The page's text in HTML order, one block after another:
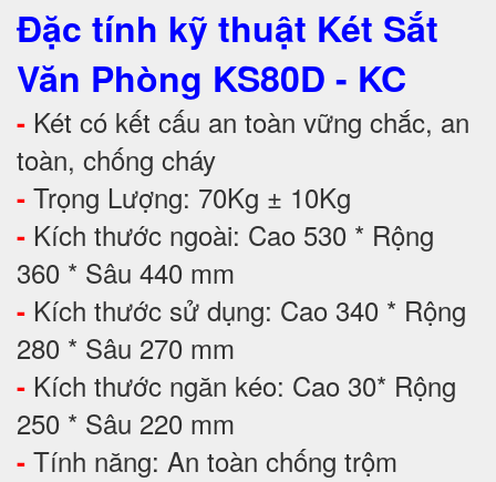
Đặc tính kỹ thuật Két Sắt
Văn Phòng KS80D - KC
- Két có kết cấu an toàn vững chắc, an
toàn, chống cháy
- Trọng Lượng: 70Kg ± 10Kg
- Kích thước ngoài: Cao 530 * Rộng
360 * Sâu 440 mm
- Kích thước sử dụng: Cao 340 * Rộng
280 * Sâu 270 mm
- Kích thước ngăn kéo: Cao 30* Rộng
250 * Sâu 220 mm
- Tính năng: An toàn chống trộm